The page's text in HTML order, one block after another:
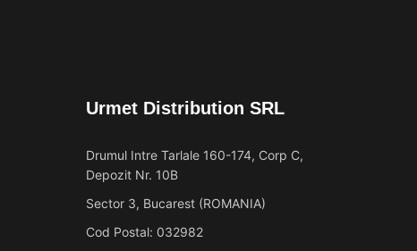
Urmet Distribution SRL
Drumul Intre Tarlale 160-174, Corp C,
Depozit Nr. 10B
Sector 3, Bucarest (ROMANIA)
Cod Postal: 032982